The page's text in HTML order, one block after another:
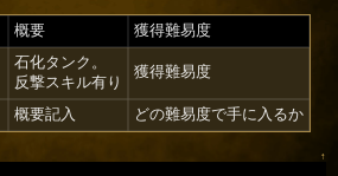
概要 獲得難易度
石化タンク。
反撃スキル有り
獲得難易度
概要記入 どの難易度で手に入るか
↑